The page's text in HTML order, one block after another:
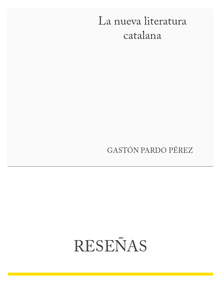
La nueva literatura
catalana
GASTÓN PARDO PÉREZ
RESEÑAS